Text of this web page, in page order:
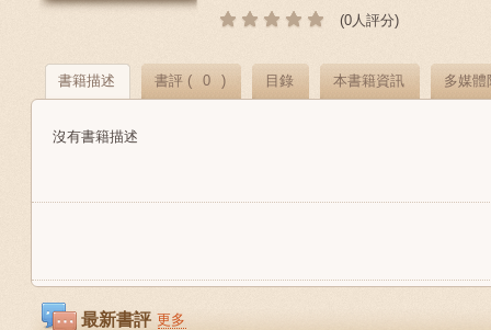
(0人評分)
書籍描述 書評 ( 0 ) 目錄 本書籍資訊 多媒體
沒有書籍描述
最新書評 更多